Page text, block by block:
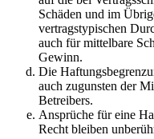
Schäden und im
vertragstypischen
auch für mittelbare
Gewinn.
Die
auch zugunsten der
Betreibers.
Ansprüche für eine
Recht bleiben